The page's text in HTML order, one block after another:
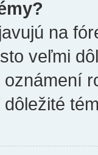
na
veľmi